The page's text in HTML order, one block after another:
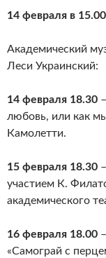
14 февраля в 15.00
Академический
Леси Украинский:
14 февраля 18.30
любовь, или как
Камолетти.
15 февраля 18.30
участием К.
академического
16 февраля 18.00
«Самограй с